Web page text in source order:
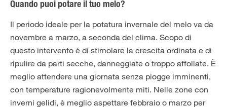
Quando puoi potare il tuo melo?
Il periodo ideale per la potatura invernale del melo va da
novembre a marzo, a seconda del clima. Scopo di
questo intervento è di stimolare la crescita ordinata e di
ripulire da parti secche, danneggiate o troppo affollate. È
meglio attendere una giornata senza piogge imminenti,
con temperature ragionevolmente miti. Nelle zone con
inverni gelidi, è meglio aspettare febbraio o marzo per